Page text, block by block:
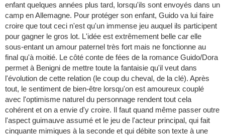
enfant quelques années plus tard, lorsqu'ils sont envoyés dans un
camp en Allemagne. Pour protéger son enfant, Guido va lui faire
croire que tout ceci n'est qu'un immense jeu auquel ils participent
pour gagner le gros lot. L'idée est extrêmement belle car elle
sous-entant un amour paternel très fort mais ne fonctionne au
final qu'à moitié. Le côté conte de fées de la romance Guido/Dora
permet à Benigni de mettre toute la fantaisie qu'il veut dans
l'évolution de cette relation (le coup du cheval, de la clé). Après
tout, le sentiment de bien-être lorsqu'on est amoureux couplé
avec l'optimisme naturel du personnage rendent tout cela
cohérent et on a envie d'y croire. Il faut quand même passer outre
l'aspect guimauve assumé et le jeu de l'acteur principal, qui fait
cinquante mimiques à la seconde et qui débite son texte à une